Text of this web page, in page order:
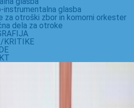
instrumentalna glasba
za otroški zbor in komorni orkester
dela za otroke
KRITIKE